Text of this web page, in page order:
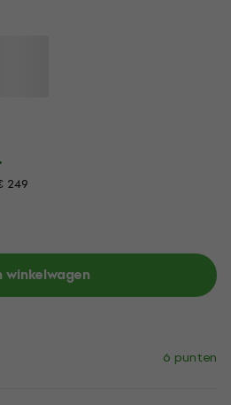
249
winkelwagen
6 punten